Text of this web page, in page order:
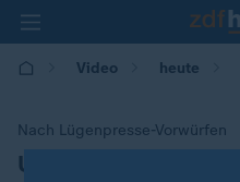
Video heute
Nach Lügenpresse-Vorwürfen
:US-Journalisten